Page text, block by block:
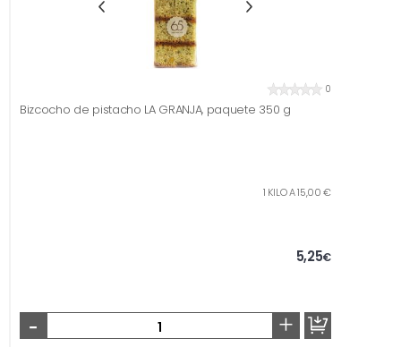
0
Bizcocho de pistacho LA GRANJA, paquete 350 g
1 KILO A 15,00 €
5,25€
- +